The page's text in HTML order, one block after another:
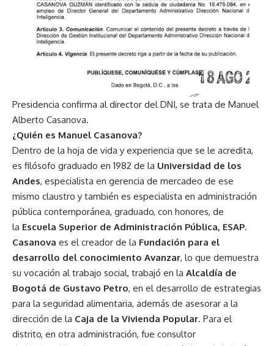
Presidencia confirma al director del DNI, se trata de Manuel
Alberto Casanova.
¿Quién es Manuel Casanova?
Dentro de la hoja de vida y experiencia que se le acredita,
es filósofo graduado en 1982 de la Universidad de los
Andes, especialista en gerencia de mercadeo de ese
mismo claustro y también es especialista en administración
pública contemporánea, graduado, con honores, de
la Escuela Superior de Administración Pública, ESAP.
Casanova es el creador de la Fundación para el
desarrollo del conocimiento Avanzar, lo que demuestra
su vocación al trabajo social, trabajó en la Alcaldía de
Bogotá de Gustavo Petro, en el desarrollo de estrategias
para la seguridad alimentaria, además de asesorar a la
dirección de la Caja de la Vivienda Popular. Para el
distrito, en otra administración, fue consultor